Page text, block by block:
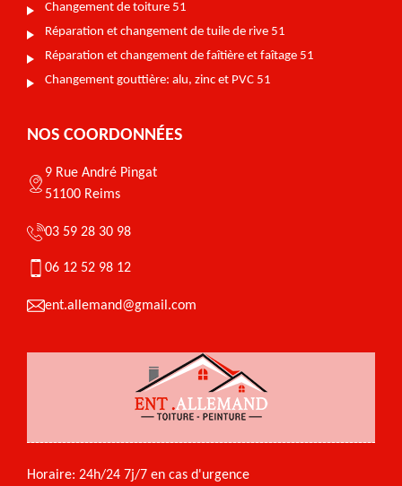
Changement de toiture 51
Réparation et changement de tuile de rive 51
Réparation et changement de faîtière et faîtage 51
Changement gouttière: alu, zinc et PVC 51
NOS COORDONNÉES
9 Rue André Pingat
51100 Reims
03 59 28 30 98
06 12 52 98 12
ent.allemand@gmail.com
Horaire: 24h/24 7j/7 en cas d'urgence